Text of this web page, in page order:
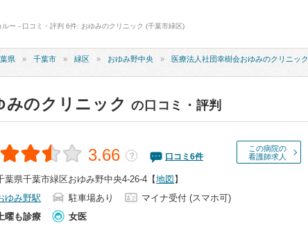
ー - 口コミ・評判 6件: おゆみのクリニック (千葉市緑区)
県 千葉市 緑区 おゆみ野中央 医療法人社団幸樹会おゆみのクリニック
みのクリニック の口コミ・評判
この病院の
看護師求人
3.66 ？ 口コミ 6件
葉県千葉市緑区おゆみ野中央4-26-4 【地図 】
ゆみ野駅
駐車場あり
マイナ受付 (スマホ可)
曜も診療
女医